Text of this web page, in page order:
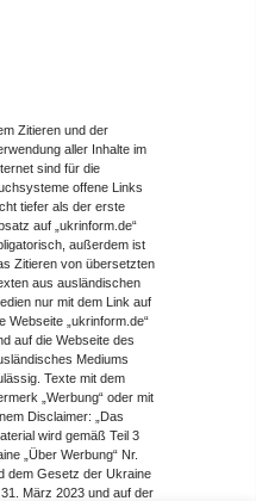
Zitieren und der
aller Inhalte im
sind für die
offene Links
tiefer als der erste
auf „ukrinform.de“
außerdem ist
Zitieren von übersetzten
aus ausländischen
nur mit dem Link auf
Webseite „ukrinform.de“
auf die Webseite des
Mediums
Texte mit dem
„Werbung“ oder mit
Disclaimer: „Das
wird gemäß Teil 3
„Über Werbung“ Nr.
dem Gesetz der Ukraine
31. März 2023 und auf der